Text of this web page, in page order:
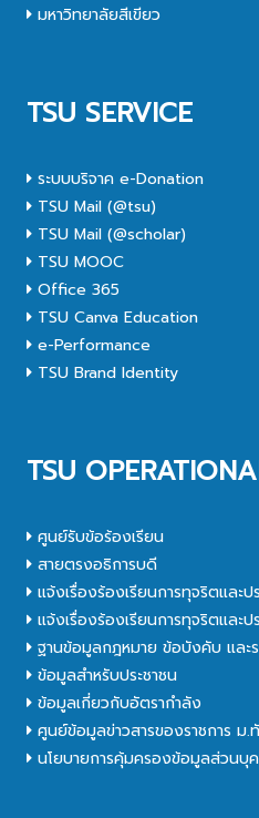
มหาวิทยาลัยสีเขียว
TSU SERVICE
ระบบบริจาค e-Donation
TSU Mail (@tsu)
TSU Mail (@scholar)
TSU MOOC
Office 365
TSU Canva Education
e-Performance
TSU Brand Identity
TSU
ศูนย์รับข้อร้องเรียน
สายตรงอธิการบดี
แจ้งเรื่องร้องเรียนการทุจริตและ
แจ้งเรื่องร้องเรียนการทุจริตและ
ฐานข้อมูลกฎหมาย ข้อบังคับ และร
ข้อมูลสำหรับประชาชน
ข้อมูลเกี่ยวกับอัตรากำลัง
ศูนย์ข้อมูลข่าวสารของราชการ
นโยบายการคุ้มครองข้อมูลส่วนบุ